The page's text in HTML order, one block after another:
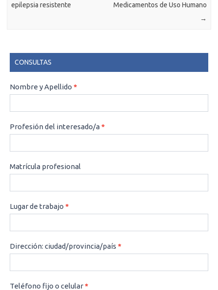
epilepsia resistente
Medicamentos de Uso Humano
→
CONSULTAS
CONSULTAS
Nombre y Apellido *
Profesión del interesado/a*
Matrícula profesional
Lugar de trabajo *
Dirección: ciudad/provincia/país *
Teléfono fijo o celular*